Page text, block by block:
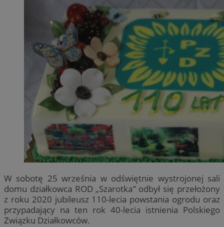
W sobotę 25 września w odświętnie wystrojonej sali
domu działkowca ROD „Szarotka” odbył się przełożony
z roku 2020 jubileusz 110-lecia powstania ogrodu oraz
przypadający na ten rok 40-lecia istnienia Polskiego
Związku Działkowców.